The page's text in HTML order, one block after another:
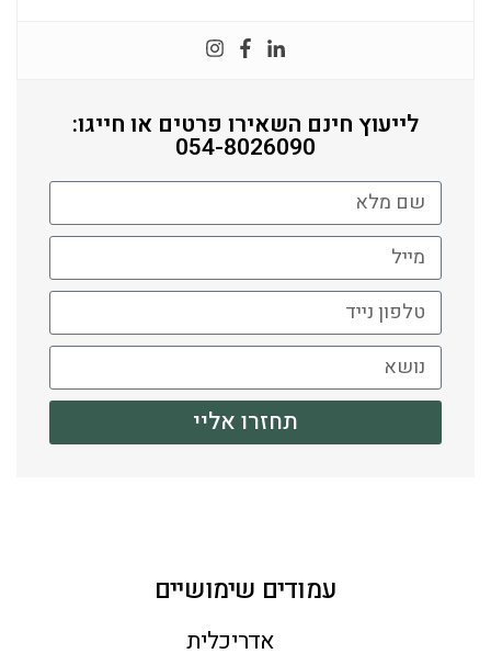
לייעוץ חינם השאירו פרטים או חייגו:
054-8026090
תחזרו אליי
עמודים שימושיים
אדריכלית